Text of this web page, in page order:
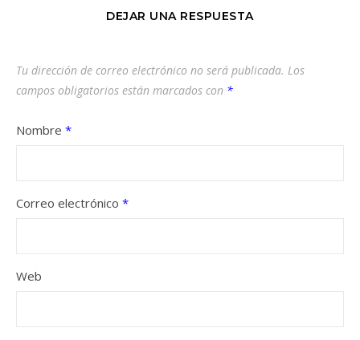
DEJAR UNA RESPUESTA
Tu dirección de correo electrónico no será publicada. Los
campos obligatorios están marcados con *
Nombre *
Correo electrónico *
Web